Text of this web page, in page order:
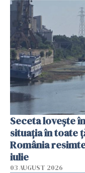
Seceta lovește
situația în toate
România
iulie
03 AUGUST 2026